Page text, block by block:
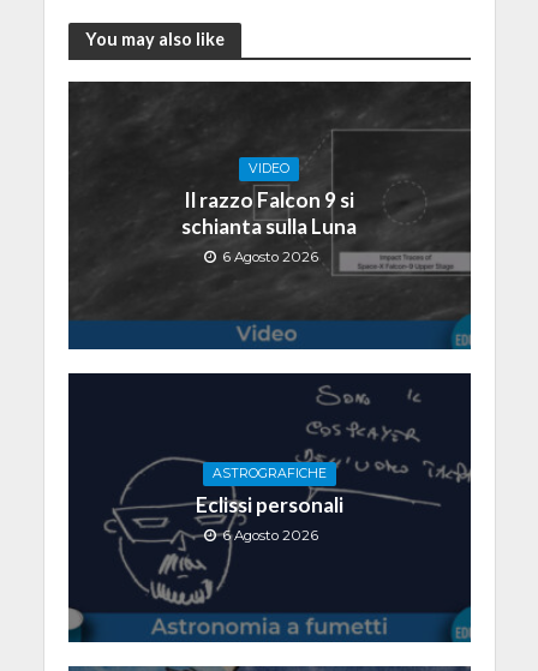
You may also like
VIDEO
Il razzo Falcon 9 si
schianta sulla Luna
6 Agosto 2026
ASTROGRAFICHE
Eclissi personali
6 Agosto 2026